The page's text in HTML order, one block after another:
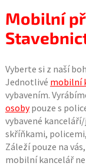
Mobilní
Vyberte si z naší
Jednotlivé mobilní
vybavením.
osobypouze s
vybavené
skříňkami,
Záleží pouze na
mobilní kancelář